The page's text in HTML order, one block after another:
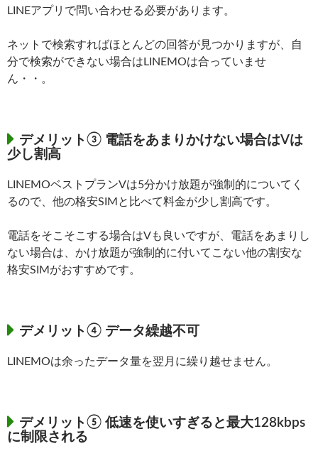
LINEアプリで問い合わせる必要があります。
ネットで検索すればほとんどの回答が見つかりますが、自
分で検索ができない場合はLINEMOは合っていませ
ん・・。
デメリット③ 電話をあまりかけない場合はVは
少し割高
LINEMOベストプランVは5分かけ放題が強制的についてく
るので、他の格安SIMと比べて料金が少し割高です。
電話をそこそこする場合はVも良いですが、電話をあまりし
ない場合は、かけ放題が強制的に付いてこない他の割安な
格安SIMがおすすめです。
デメリット④ データ繰越不可
LINEMOは余ったデータ量を翌月に繰り越せません。
デメリット⑤ 低速を使いすぎると最大128kbps
に制限される